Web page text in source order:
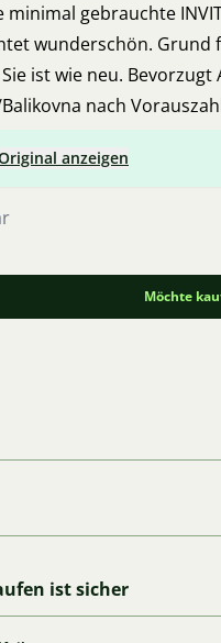
minimal gebrauchte
wunderschön.
ist wie neu.
nach
anzeigen
Möchte
ist sicher